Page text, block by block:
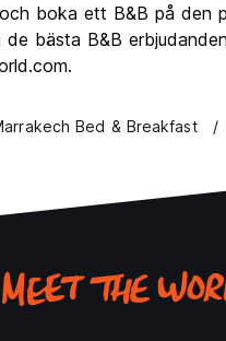
boka ett B&B på den
de bästa B&B
Bed & Breakfast